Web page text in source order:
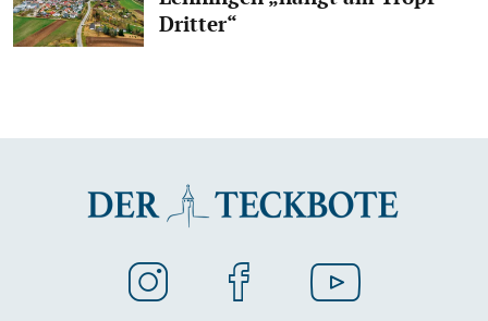
Dritter“